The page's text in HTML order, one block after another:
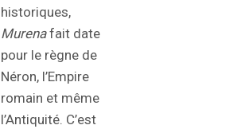
historiques,
Murenafait date
pour le règne de
Néron, l’Empire
romain et même
l’Antiquité. C’est